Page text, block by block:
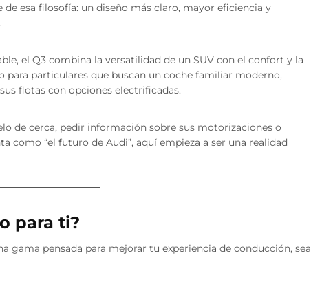
de esa filosofía: un diseño más claro, mayor eficiencia y
el Q3 combina la versatilidad de un SUV con el confort y la
particulares que buscan un coche familiar moderno,
flotas con opciones electrificadas.
de cerca, pedir información sobre sus motorizaciones o
como “el futuro de Audi”, aquí empieza a ser una realidad
para ti?
gama pensada para mejorar tu experiencia de conducción, sea